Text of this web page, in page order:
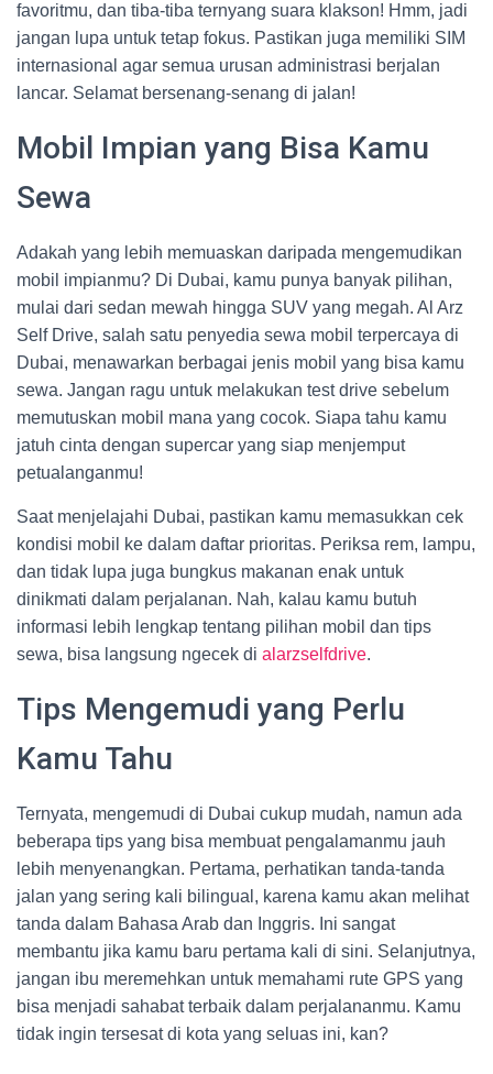
favoritmu, dan tiba-tiba ternyang suara klakson! Hmm, jadi
jangan lupa untuk tetap fokus. Pastikan juga memiliki SIM
internasional agar semua urusan administrasi berjalan
lancar. Selamat bersenang-senang di jalan!
Mobil Impian yang Bisa Kamu
Sewa
Adakah yang lebih memuaskan daripada mengemudikan
mobil impianmu? Di Dubai, kamu punya banyak pilihan,
mulai dari sedan mewah hingga SUV yang megah. Al Arz
Self Drive, salah satu penyedia sewa mobil terpercaya di
Dubai, menawarkan berbagai jenis mobil yang bisa kamu
sewa. Jangan ragu untuk melakukan test drive sebelum
memutuskan mobil mana yang cocok. Siapa tahu kamu
jatuh cinta dengan supercar yang siap menjemput
petualanganmu!
Saat menjelajahi Dubai, pastikan kamu memasukkan cek
kondisi mobil ke dalam daftar prioritas. Periksa rem, lampu,
dan tidak lupa juga bungkus makanan enak untuk
dinikmati dalam perjalanan. Nah, kalau kamu butuh
informasi lebih lengkap tentang pilihan mobil dan tips
sewa, bisa langsung ngecek di alarzselfdrive.
Tips Mengemudi yang Perlu
Kamu Tahu
Ternyata, mengemudi di Dubai cukup mudah, namun ada
beberapa tips yang bisa membuat pengalamanmu jauh
lebih menyenangkan. Pertama, perhatikan tanda-tanda
jalan yang sering kali bilingual, karena kamu akan melihat
tanda dalam Bahasa Arab dan Inggris. Ini sangat
membantu jika kamu baru pertama kali di sini. Selanjutnya,
jangan ibu meremehkan untuk memahami rute GPS yang
bisa menjadi sahabat terbaik dalam perjalananmu. Kamu
tidak ingin tersesat di kota yang seluas ini, kan?